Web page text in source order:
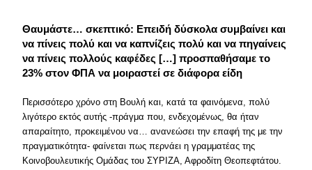
Θαυμάστε… σκεπτικό: Επειδή δύσκολα συμβαίνει και
να πίνεις πολύ και να καπνίζεις πολύ και να πηγαίνεις
να πίνεις πολλούς καφέδες […] προσπαθήσαμε το
23% στον ΦΠΑ να μοιραστεί σε διάφορα είδη
Περισσότερο χρόνο στη Βουλή και, κατά τα φαινόμενα, πολύ
λιγότερο εκτός αυτής -πράγμα που, ενδεχομένως, θα ήταν
απαραίτητο, προκειμένου να… ανανεώσει την επαφή της με την
πραγματικότητα- φαίνεται πως περνάει η γραμματέας της
Κοινοβουλευτικής Ομάδας του ΣΥΡΙΖΑ, Αφροδίτη Θεοπεφτάτου.